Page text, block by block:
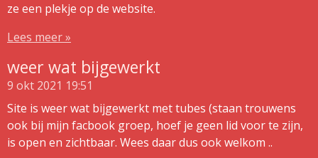
ze een plekje op de website.
Lees meer »
weer wat bijgewerkt
9 okt 2021 19:51
Site is weer wat bijgewerkt met tubes (staan trouwens
ook bij mijn facbook groep, hoef je geen lid voor te zijn,
is open en zichtbaar. Wees daar dus ook welkom ..